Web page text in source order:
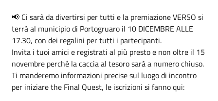
📢 Ci sarà da divertirsi per tutti e la premiazione VERSO si
terrà al municipio di Portogruaro il 10 DICEMBRE ALLE
17.30, con dei regalini per tutti i partecipanti.
Invita i tuoi amici e registrati al più presto e non oltre il 15
novembre perché la caccia al tesoro sarà a numero chiuso.
Ti manderemo informazioni precise sul luogo di incontro
per iniziare the Final Quest, le iscrizioni si fanno qui: